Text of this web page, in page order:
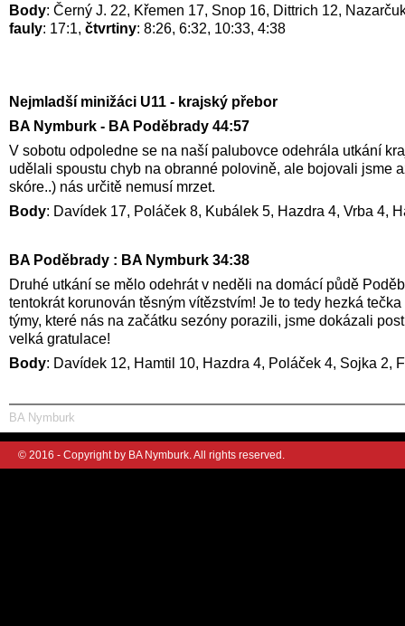
Body: Černý J. 22, Křemen 17, Snop 16, Dittrich 12,
fauly: 17:1, čtvrtiny: 8:26, 6:32, 10:33, 4:38
Nejmladší minižáci U11 - krajský přebor
BA Nymburk - BA Poděbrady 44:57
V sobotu odpoledne se na naší palubovce odehrála utkání
udělali spoustu chyb na obranné polovině, ale bojovali jsme
skóre..) nás určitě nemusí mrzet.
Body: Davídek 17, Poláček 8, Kubálek 5, Hazdra 4, Vrba 4,
BA Poděbrady : BA Nymburk 34:38
Druhé utkání se mělo odehrát v neděli na domácí půdě
tentokrát korunován těsným vítězstvím! Je to tedy hezká
týmy, které nás na začátku sezóny porazili, jsme dokázali
velká gratulace!
Body: Davídek 12, Hamtil 10, Hazdra 4, Poláček 4, Sojka 2,
BA Nymburk
© 2016 - Copyright by BA Nymburk. All rights reserved.